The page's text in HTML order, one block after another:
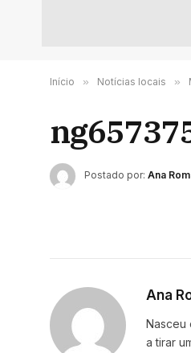
Início » Notícias locais »
Postado por: Ana
Ana
Nasceu
a tirar